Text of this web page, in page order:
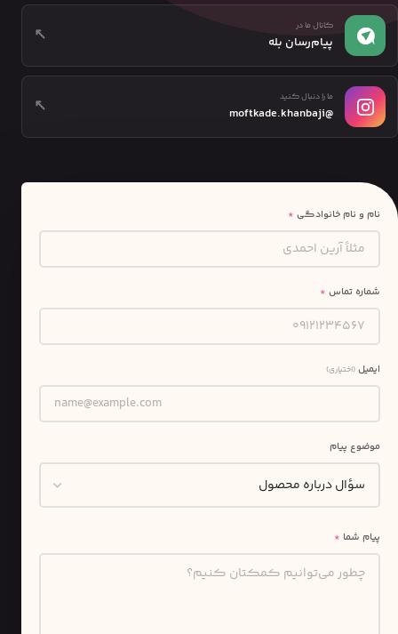
کانال ما در
پیام‌رسان بله ↖
ما را دنبال کنید
@moftkade.khanbaji
↖
وب‌سایت
نام و نام خانوادگی *
شماره تماس *
ایمیل (اختیاری)
موضوع پیام
پیام شما *